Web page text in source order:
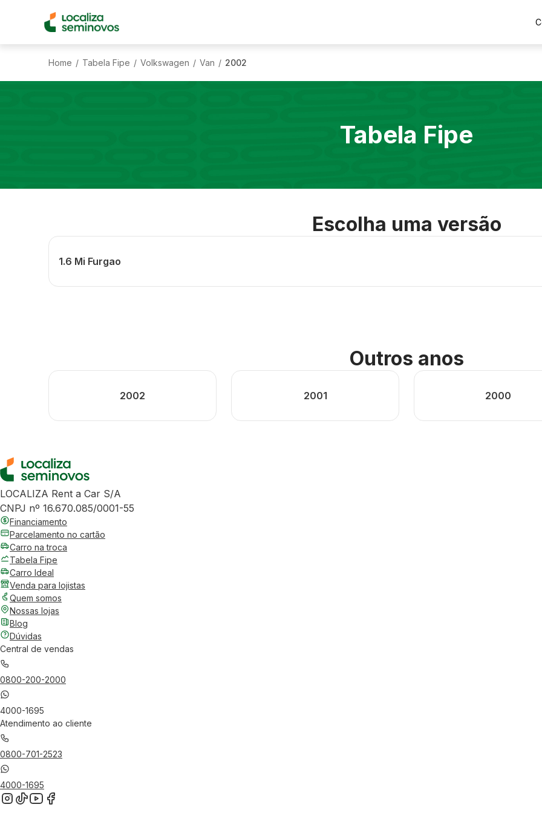
Home / Tabela Fipe / Volkswagen / Van / 2002
Tabela Fipe
Escolha uma versão
1.6 Mi Furgao
Outros anos
2002 2001 2000
LOCALIZA Rent a Car S/A
CNPJ nº 16.670.085/0001-55
Financiamento
Parcelamento no cartão
Carro na troca
Tabela Fipe
Carro Ideal
Venda para lojistas
Quem somos
Nossas lojas
Blog
Dúvidas
Central de vendas
0800-200-2000
4000-1695
Atendimento ao cliente
0800-701-2523
4000-1695